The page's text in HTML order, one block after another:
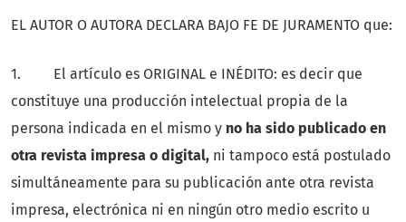
EL AUTOR O AUTORA DECLARA BAJO FE DE JURAMENTO que:
1. El artículo es ORIGINAL e INÉDITO: es decir que
constituye una producción intelectual propia de la
persona indicada en el mismo y no ha sido publicado en
otra revista impresa o digital, ni tampoco está postulado
simultáneamente para su publicación ante otra revista
impresa, electrónica ni en ningún otro medio escrito u